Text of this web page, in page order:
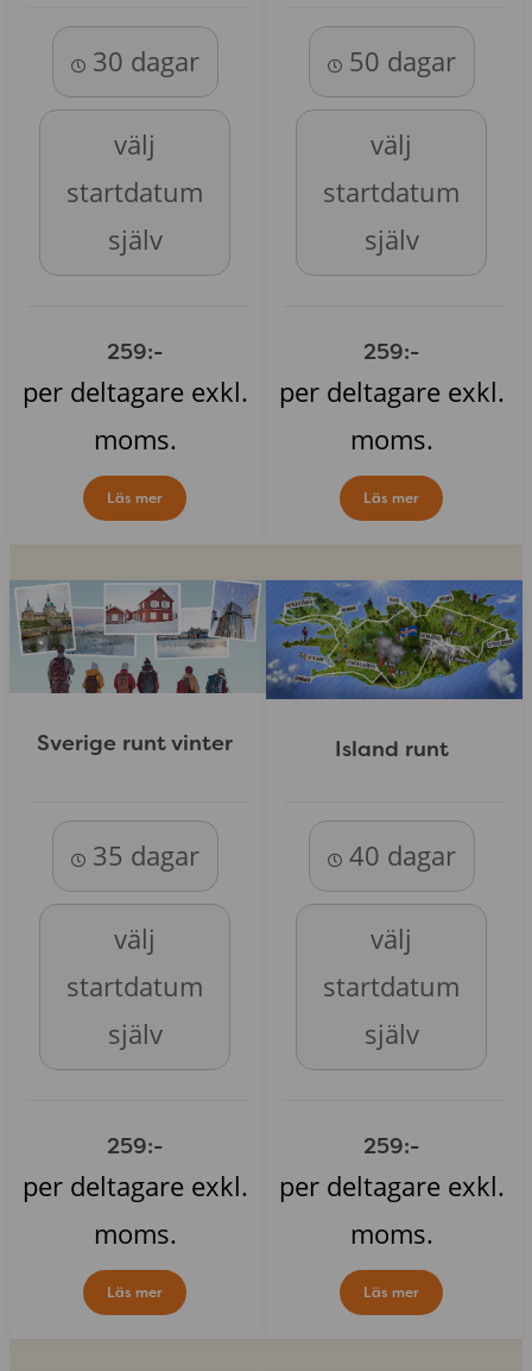
30 dagar
välj
startdatum
själv
259:-
per deltagare exkl.
moms.
Läs mer
50 dagar
välj
startdatum
själv
259:-
per deltagare exkl.
moms.
Läs mer
Sverige runt vinter
35 dagar
välj
startdatum
själv
259:-
per deltagare exkl.
moms.
Läs mer
Island runt
40 dagar
välj
startdatum
själv
259:-
per deltagare exkl.
moms.
Läs mer